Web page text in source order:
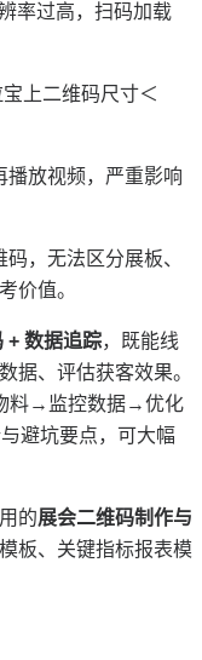
率过高，扫码加载
上二维码尺寸＜
播放视频，严重影响
，无法区分展板、
价值。
+ 数据追踪，既能线
据、评估获客效果。
料→ 监控数据→优化
避坑要点，可大幅
的展会二维码制作与
板、关键指标报表模